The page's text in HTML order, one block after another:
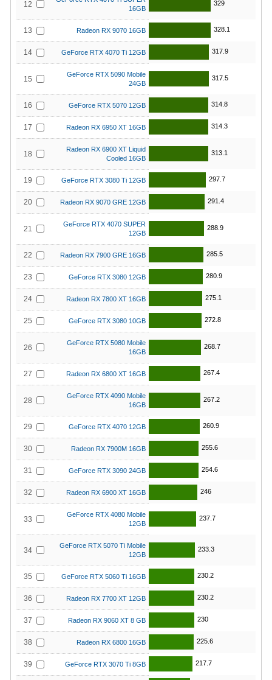
12
16GB
329
13 Radeon RX 9070 16GB 328.1
14 GeForce RTX 4070 Ti 12GB 317.9
15
GeForce RTX 5090 Mobile
24GB
317.5
16 GeForce RTX 5070 12GB 314.8
17 Radeon RX 6950 XT 16GB 314.3
18
Radeon RX 6900 XT Liquid
Cooled 16GB
313.1
19 GeForce RTX 3080 Ti 12GB 297.7
20 Radeon RX 9070 GRE 12GB 291.4
21
GeForce RTX 4070 SUPER
12GB
288.9
22 Radeon RX 7900 GRE 16GB 285.5
23 GeForce RTX 3080 12GB 280.9
24 Radeon RX 7800 XT 16GB 275.1
25 GeForce RTX 3080 10GB 272.8
26
GeForce RTX 5080 Mobile
16GB
268.7
27 Radeon RX 6800 XT 16GB 267.4
28
GeForce RTX 4090 Mobile
16GB
267.2
29 GeForce RTX 4070 12GB 260.9
30 Radeon RX 7900M 16GB 255.6
31 GeForce RTX 3090 24GB 254.6
32 Radeon RX 6900 XT 16GB 246
33
GeForce RTX 4080 Mobile
12GB
237.7
34
GeForce RTX 5070 Ti Mobile
12GB
233.3
35 GeForce RTX 5060 Ti 16GB 230.2
36 Radeon RX 7700 XT 12GB 230.2
37 Radeon RX 9060 XT 8 GB 230
38 Radeon RX 6800 16GB 225.6
39 GeForce RTX 3070 Ti 8GB 217.7